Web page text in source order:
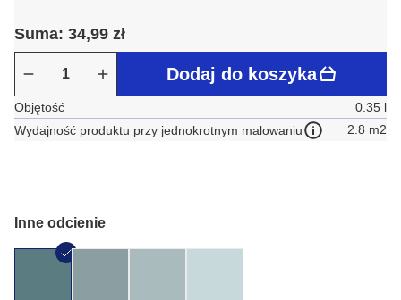
Suma: 34,99 zł
Dodaj do koszyka
Objętość
0.35 l
Wydajność produktu przy jednokrotnym malowaniu
2.8 m2
Inne odcienie